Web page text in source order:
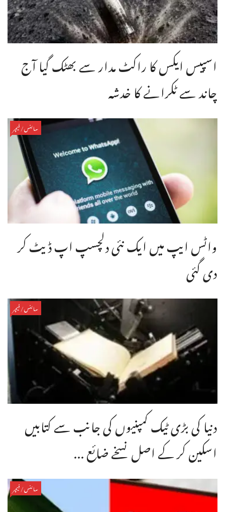
اسپیس ایکس کا راکٹ مدار سے بھٹک گیا آج
چاند سے ٹکرانے کا خدشہ
سائنس/فیچر
واٹس ایپ میں ایک نئی دلچسپ اپ ڈیٹ کر
دی گئی
سائنس/فیچر
دنیا کی بڑی ٹیک کمپنیوں کی جانب سے کتابیں
اسکین کر کے اصل نسخے ضائع ...
سائنس/فیچر